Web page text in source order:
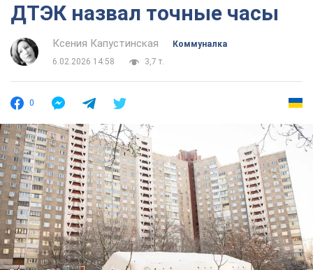
ДТЭК назвал точные часы
Ксения Капустинская
Коммуналка
6.02.2026 14:58
3,7 т.
0